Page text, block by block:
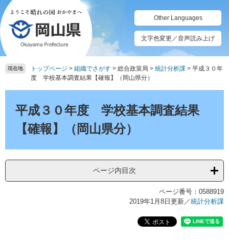
ペ
ー
ジ
の
先
頭
メ
ニ
ュ
ー
を
飛
て
Other Languages
文字色変更／音声読み上げ
現在地 トップページ > 組織でさがす > 総合政策局 > 統計分析課 > 平成３０年
度 学校基本調査結果【確報】（岡山県分）
平成３０年度 学校基本調査結果
【確報】（岡山県分）
ページ内目次
ページ番号：0588919
2019年1月8日更新／統計分析課